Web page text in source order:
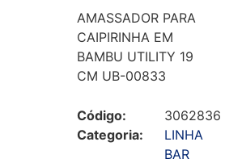
AMASSADOR PARA
CAIPIRINHA EM
BAMBU UTILITY 19
CM UB-00833
Código:
3062836
Categoria:
LINHA
BAR